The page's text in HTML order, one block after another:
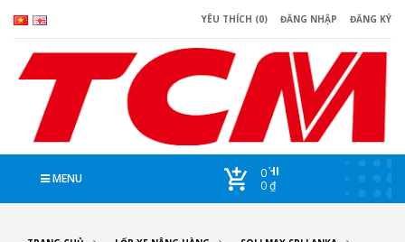
YÊU THÍCH (0) ĐĂNG NHẬP ĐĂNG KÝ
MENU CHI
0
0 ₫